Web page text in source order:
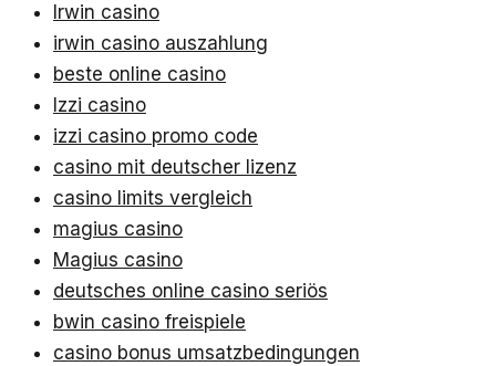
Irwin casino
irwin casino auszahlung
beste online casino
Izzi casino
izzi casino promo code
casino mit deutscher lizenz
casino limits vergleich
magius casino
Magius casino
deutsches online casino seriös
bwin casino freispiele
casino bonus umsatzbedingungen